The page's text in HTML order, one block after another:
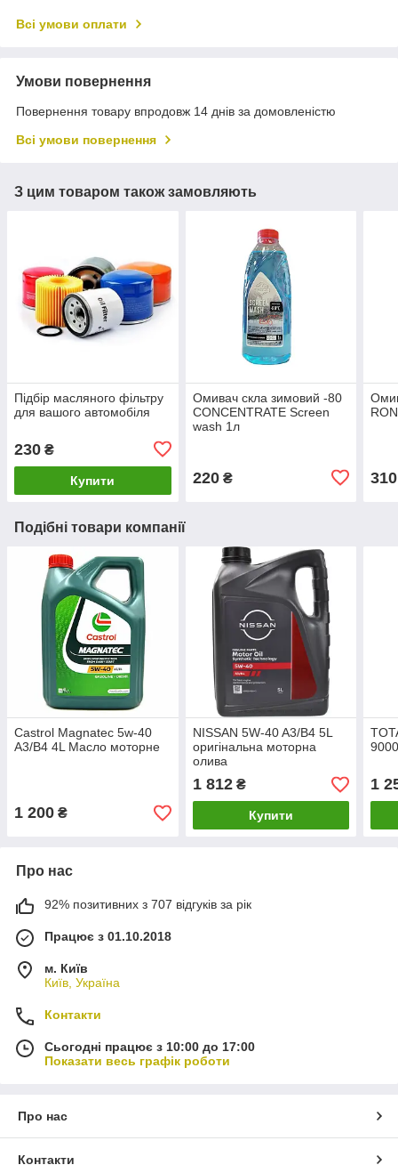
Всі умови оплати
Умови повернення
Повернення товару впродовж 14 днів за домовленістю
Всі умови повернення
З цим товаром також замовляють
Підбір масляного фільтру
для вашого автомобіля
230 ₴
Купити
Омивач скла зимовий -80
CONCENTRATE Screen
wash 1л
220₴ 310
Подібні товари компанії
Castrol Magnatec 5w-40
A3/B4 4L Масло моторне
1 200 ₴
NISSAN 5W-40 A3/B4 5L
оригінальна моторна
олива
1 812₴
Купити
1
Про нас
92% позитивних з 707 відгуків за рік
Працює з 01.10.2018
м. Київ
Київ, Україна
Контакти
Сьогодні працює з 10:00 до 17:00
Показати весь графік роботи
Про нас
Контакти